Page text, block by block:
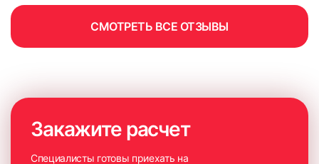
ВЫСОТА измеряется по стыкам Штапика и Рамы (по
правому и левому краю).
6. Приложить короб к окну и выровнять нижнюю часть
короба по сделанным ранее меткам на штапиках.
СМОТРЕТЬ ВСЕ ОТЗЫВЫ
Закажите расчет
Специалисты готовы приехать на